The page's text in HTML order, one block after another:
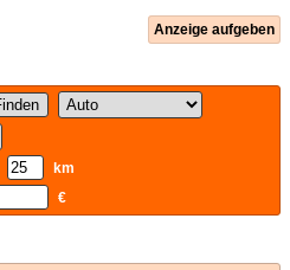
Anzeige aufgeben
km
€